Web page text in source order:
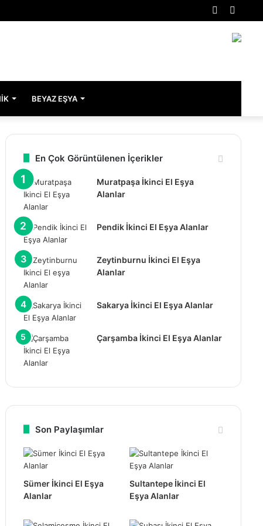
Rastgele
Makale
BEYAZ EŞYA
En Çok Görüntülenen İçerikler
Muratpaşa İkinci El Eşya
Alanlar
Pendik İkinci El Eşya Alanlar
Zeytinburnu İkinci El Eşya
Alanlar
Sakarya İkinci El Eşya Alanlar
Çarşamba İkinci El Eşya Alanlar
Son Paylaşımlar
Sümer İkinci El Eşya
Alanlar
Sultantepe İkinci El
Eşya Alanlar